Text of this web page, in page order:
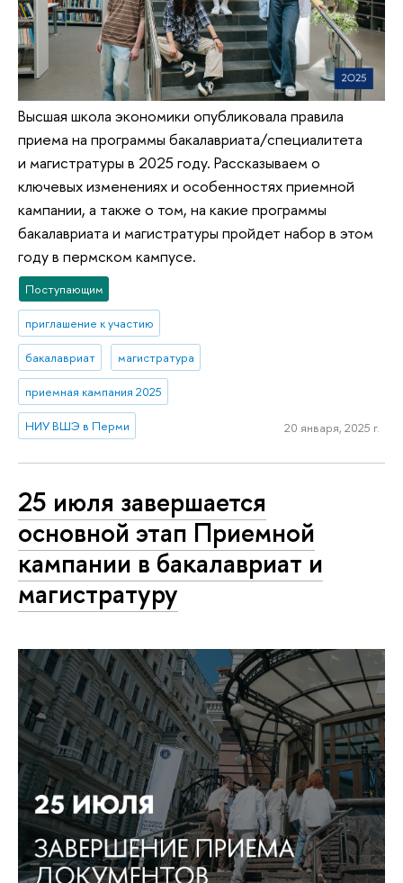
Высшая школа экономики опубликовала правила
приема на программы бакалавриата/специалитета
и магистратуры в 2025 году. Рассказываем о
ключевых изменениях и особенностях приемной
кампании, а также о том, на какие программы
бакалавриата и магистратуры пройдет набор в этом
году в пермском кампусе.
Поступающим
приглашение к участию
бакалавриат магистратура
приемная кампания 2025
НИУ ВШЭ в Перми 20 января, 2025 г.
25 июля завершается
основной этап Приемной
кампании в бакалавриат и
магистратуру